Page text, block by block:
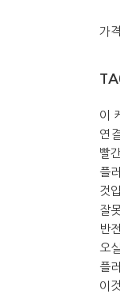
가
이
연
빨
플
것
잘
반
오
플
이